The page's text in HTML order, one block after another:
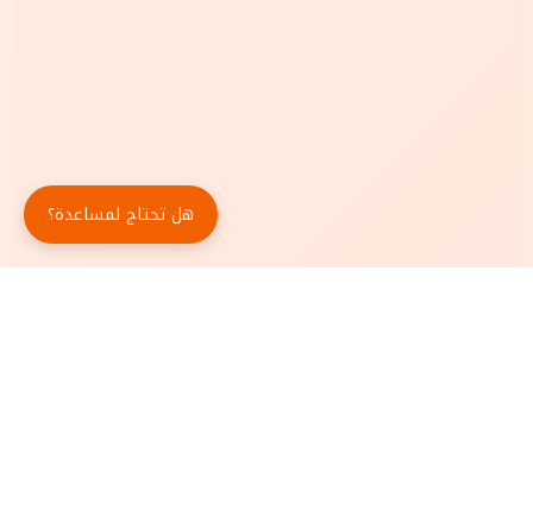
هل تحتاج لمساعدة؟